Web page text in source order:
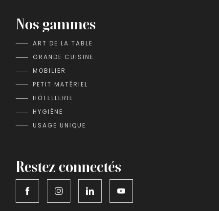
Nos gammes
ART DE LA TABLE
GRANDE CUISINE
MOBILIER
PETIT MATÉRIEL
HÔTELLERIE
HYGIÈNE
USAGE UNIQUE
Restez connectés